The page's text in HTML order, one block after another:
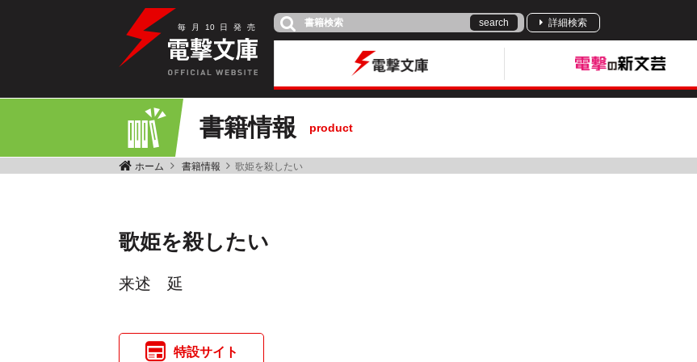
毎 月 10 日 発 売 search 詳細検索
書籍情報 product
ホーム 書籍情報 歌姫を殺したい
歌姫を殺したい
来述 延
特設サイト